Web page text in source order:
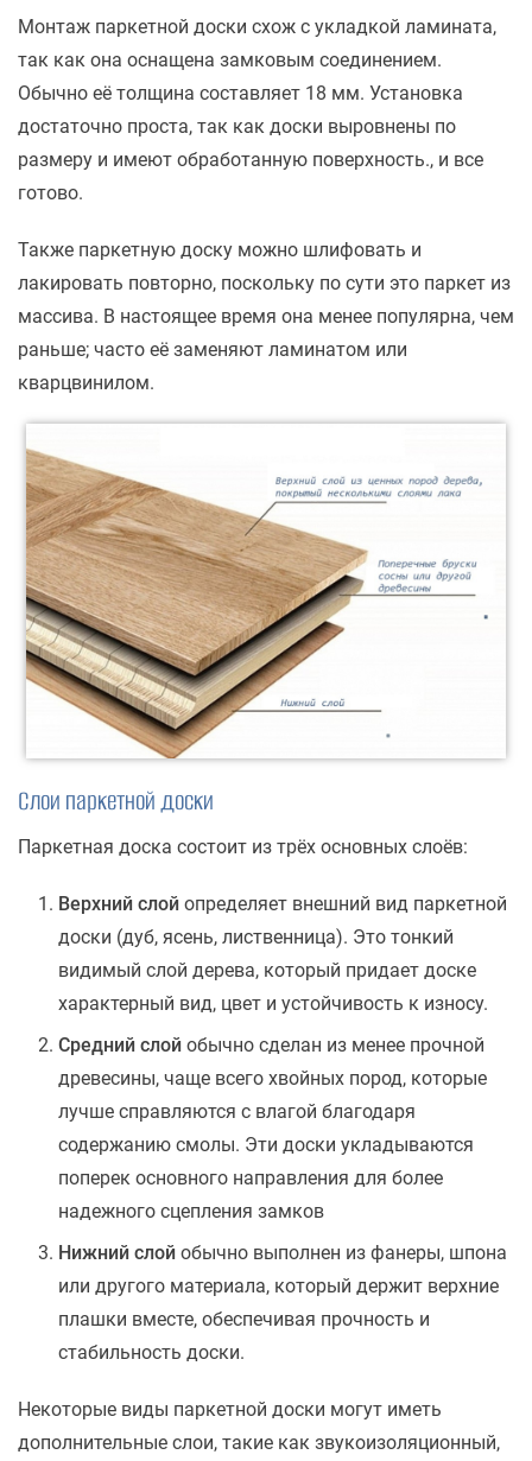
Монтаж паркетной доски схож с укладкой ламината,
так как она оснащена замковым соединением.
Обычно её толщина составляет 18 мм. Установка
достаточно проста, так как доски выровнены по
размеру и имеют обработанную поверхность., и все
готово.
Также паркетную доску можно шлифовать и
лакировать повторно, поскольку по сути это паркет из
массива. В настоящее время она менее популярна, чем
раньше; часто её заменяют ламинатом или
кварцвинилом.
Слои паркетной доски
Паркетная доска состоит из трёх основных слоёв:
Верхний слой определяет внешний вид паркетной
доски (дуб, ясень, лиственница). Это тонкий
видимый слой дерева, который придает доске
характерный вид, цвет и устойчивость к износу.
Средний слой обычно сделан из менее прочной
древесины, чаще всего хвойных пород, которые
лучше справляются с влагой благодаря
содержанию смолы. Эти доски укладываются
поперек основного направления для более
надежного сцепления замков
Нижний слой обычно выполнен из фанеры, шпона
или другого материала, который держит верхние
плашки вместе, обеспечивая прочность и
стабильность доски.
Некоторые виды паркетной доски могут иметь
дополнительные слои, такие как звукоизоляционный,